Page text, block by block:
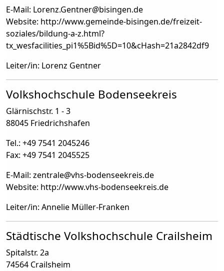
E-Mail: Lorenz.Gentner@bisingen.de
Website: http://www.gemeinde-bisingen.de/freizeit-
soziales/bildung-a-z.html?
tx_wesfacilities_pi1%5Bid%5D=10&cHash=21a2842df9
Leiter/in: Lorenz Gentner
Volkshochschule Bodenseekreis
Glärnischstr. 1 - 3
88045 Friedrichshafen
Tel.: +49 7541 2045246
Fax: +49 7541 2045525
E-Mail: zentrale@vhs-bodenseekreis.de
Website: http://www.vhs-bodenseekreis.de
Leiter/in: Annelie Müller-Franken
Städtische Volkshochschule Crailsheim
Spitalstr. 2a
74564 Crailsheim